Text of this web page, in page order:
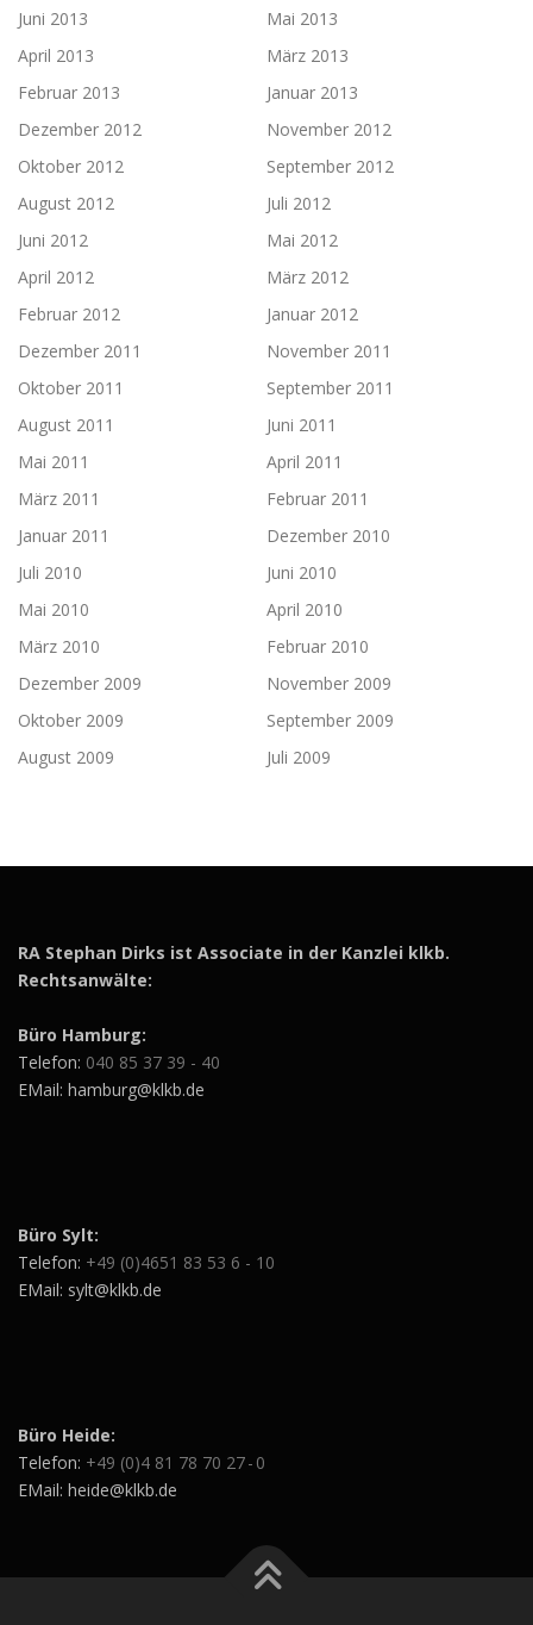
Juni 2013
Mai 2013
April 2013
März 2013
Februar 2013
Januar 2013
Dezember 2012
November 2012
Oktober 2012
September 2012
August 2012
Juli 2012
Juni 2012
Mai 2012
April 2012
März 2012
Februar 2012
Januar 2012
Dezember 2011
November 2011
Oktober 2011
September 2011
August 2011
Juni 2011
Mai 2011
April 2011
März 2011
Februar 2011
Januar 2011
Dezember 2010
Juli 2010
Juni 2010
Mai 2010
April 2010
März 2010
Februar 2010
Dezember 2009
November 2009
Oktober 2009
September 2009
August 2009
Juli 2009
RA Stephan Dirks ist Associate in der Kanzlei klkb.
Rechtsanwälte:
Büro Hamburg:
Telefon: 040 85 37 39 - 40
EMail: hamburg@klkb.de
Büro Sylt:
Telefon: +49 (0)4651 83 53 6 - 10
EMail: sylt@klkb.de
Büro Heide:
Telefon: +49 (0)4 81 78 70 27 - 0
EMail: heide@klkb.de